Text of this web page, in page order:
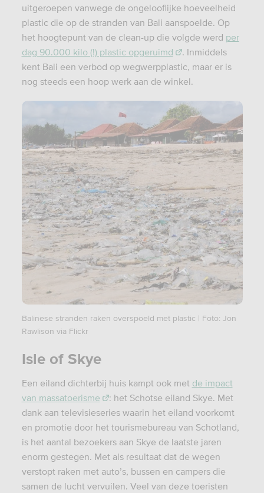
uitgeroepen vanwege de ongelooflijke hoeveelheid
plastic die op de stranden van Bali aanspoelde. Op
het hoogtepunt van de clean-up die volgde werd per
dag 90.000 kilo (!) plastic opgeruimd
. Inmiddels
kent Bali een verbod op wegwerpplastic, maar er is
nog steeds een hoop werk aan de winkel.
Balinese stranden raken overspoeld met plastic | Foto: Jon
Rawlison via Flickr
Isle of Skye
Een eiland dichterbij huis kampt ook met de impact
van massatoerisme
: het Schotse eiland Skye. Met
dank aan televisieseries waarin het eiland voorkomt
en promotie door het tourismebureau van Schotland,
is het aantal bezoekers aan Skye de laatste jaren
enorm gestegen. Met als resultaat dat de wegen
verstopt raken met auto’s, bussen en campers die
samen de lucht vervuilen. Veel van deze toeristen